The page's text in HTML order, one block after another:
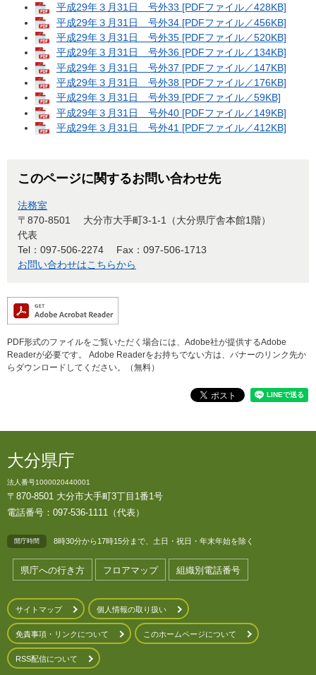
平成29年３月31日 号外33 [PDFファイル／428KB]
平成29年３月31日 号外34 [PDFファイル／456KB]
平成29年３月31日 号外35 [PDFファイル／520KB]
平成29年３月31日 号外36 [PDFファイル／134KB]
平成29年３月31日 号外37 [PDFファイル／147KB]
平成29年３月31日 号外38 [PDFファイル／176KB]
平成29年３月31日 号外39 [PDFファイル／59KB]
平成29年３月31日 号外40 [PDFファイル／149KB]
平成29年３月31日 号外41 [PDFファイル／412KB]
このページに関するお問い合わせ先
法務室
〒870-8501
大分市大手町3-1-1（大分県庁舎本館1階）
代表
Tel：097-506-2274
Fax：097-506-1713
お問い合わせはこちらから
PDF形式のファイルをご覧いただく場合には、Adobe社が提供するAdobe
Readerが必要です。
Adobe Readerをお持ちでない方は、バナーのリンク先か
らダウンロードしてください。（無料）
大分県庁
法人番号1000020440001
〒870-8501 大分市大手町3丁目1番1号
電話番号：097-536-1111（代表）
開庁時間 8時30分から17時15分まで、土日・祝日・年末年始を除く
県庁への行き方 フロアマップ 組織別電話番号
サイトマップ 個人情報の取り扱い
免責事項・リンクについて このホームページについて
RSS配信について